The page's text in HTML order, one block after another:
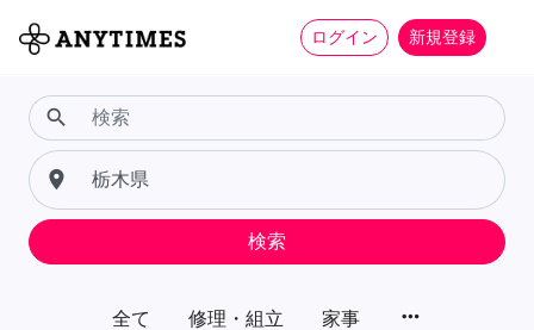
ログイン 新規登録
全て 修理・組立 家事 more_horiz
search
place
検索